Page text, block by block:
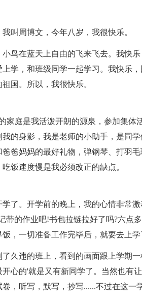
周博文，今年八岁，我很快乐。
在蓝天上自由的飞来飞去。我快乐
学，和班级同学一起学习。我快乐
国。所以，我很快乐。
庭是我活泼开朗的源泉，参加集体
的身影，我是老师的小助手，是同
爸妈妈的最好礼物，弹钢琴、打羽
饭速度慢是我必须改正的缺点。
。开学前的晚上，我的心情非常激
的作业吧!书包拉链拉好了吗?六点多
，一切准备工作完毕后，就要去上学
违的班上，看到的画面跟上学期
心的'就是又有新同学了。当然也有
，听写，默写，抄写......不过在这一